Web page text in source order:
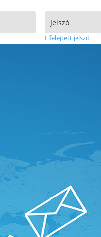
Elfelejtett jelszó